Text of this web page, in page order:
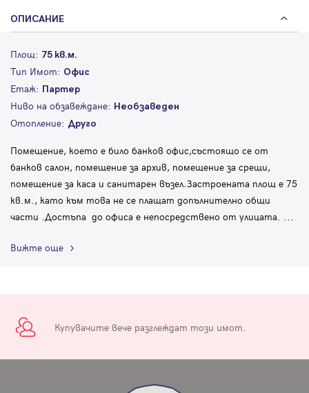
ОПИСАНИЕ
Площ: 75 кв.м.
Тип Имот: Офис
Етаж: Партер
Ниво на обзавеждане: Необзаведен
Отопление: Друго
Помещение, което е било банков офис,състоящо се от
банков салон, помещение за архив, помещение за срещи,
помещение за каса и санитарен възел.Застроената площ е 75
кв.м., като към това не се плащат допълнително общи
части .Достъпа до офиса е непосредствено от улицата. ...
Вижте още
Купувачите вече разглеждат този имот.